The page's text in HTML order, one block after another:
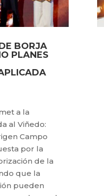
BORJA
PLANES
a la
al Viñedo:
Campo
por la
de la
que la
pueden